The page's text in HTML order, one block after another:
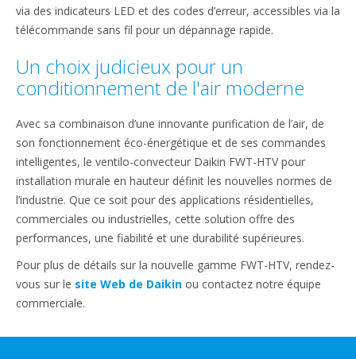
via des indicateurs LED et des codes d’erreur, accessibles via la
télécommande sans fil pour un dépannage rapide.
Un choix judicieux pour un
conditionnement de l'air moderne
Avec sa combinaison d’une innovante purification de l’air, de
son fonctionnement éco-énergétique et de ses commandes
intelligentes, le ventilo-convecteur Daikin FWT-HTV pour
installation murale en hauteur définit les nouvelles normes de
l’industrie. Que ce soit pour des applications résidentielles,
commerciales ou industrielles, cette solution offre des
performances, une fiabilité et une durabilité supérieures.
Pour plus de détails sur la nouvelle gamme FWT-HTV, rendez-
vous sur le site Web de Daikin ou contactez notre équipe
commerciale.